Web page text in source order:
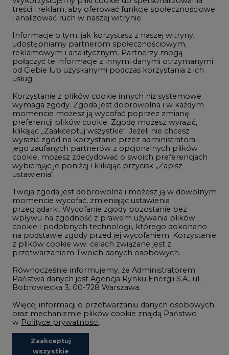
Studio CIRE
Rozmowy o energetyce
Gospodarka
Geopolityka
LTE450
Innowacje i AI
Telekomunikacja i IT
Handel emisjami CO2
Wodór
Górnictwo
Atom
Fotowoltaika
Offshore wind
Zielone samorządy
Zielona gospodarka
©2002- 2021 - 2026
treści i reklam, aby oferować funkcje społecznościowe
i analizować ruch w naszej witrynie.
Informacje o tym, jak korzystasz z naszej witryny,
udostępniamy partnerom społecznościowym,
reklamowym i analitycznym. Partnerzy mogą
połączyć te informacje z innymi danymi otrzymanymi
od Ciebie lub uzyskanymi podczas korzystania z ich
usług.
Korzystanie z plików cookie innych niż systemowe
wymaga zgody. Zgoda jest dobrowolna i w każdym
momencie możesz ją wycofać poprzez zmianę
preferencji plików cookie. Zgodę możesz wyrazić,
klikając „Zaakceptuj wszystkie". Jeżeli nie chcesz
wyrazić zgód na korzystanie przez administratora i
jego zaufanych partnerów z opcjonalnych plików
cookie, możesz zdecydować o swoich preferencjach
wybierając je poniżej i klikając przycisk „Zapisz
ustawienia".
Twoja zgoda jest dobrowolna i możesz ją w dowolnym
momencie wycofać, zmieniając ustawienia
przeglądarki. Wycofanie zgody pozostanie bez
wpływu na zgodność z prawem używania plików
cookie i podobnych technologii, którego dokonano
na podstawie zgody przed jej wycofaniem. Korzystanie
z plików cookie ww. celach związane jest z
przetwarzaniem Twoich danych osobowych.
Równocześnie informujemy, że Administratorem
Państwa danych jest Agencja Rynku Energii S.A., ul.
Bobrowiecka 3, 00-728 Warszawa.
Więcej informacji o przetwarzaniu danych osobowych
oraz mechanizmie plików cookie znajdą Państwo
w Polityce prywatności.
Zaakceptuj
wszystkie